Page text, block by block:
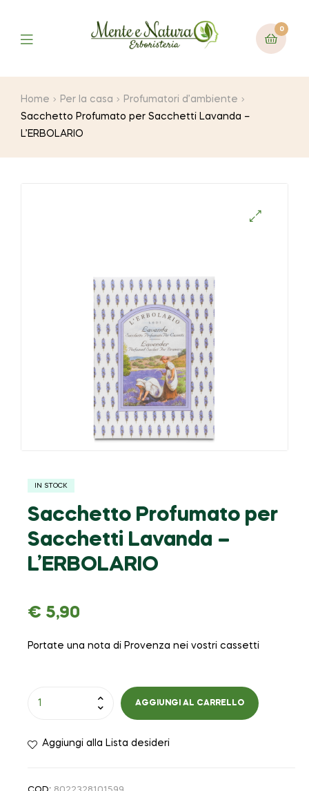
0
Home Per la casa
Profumatori d’ambiente
Sacchetto Profumato per Sacchetti Lavanda –
L’ERBOLARIO
IN STOCK
Sacchetto Profumato per
Sacchetti Lavanda –
L’ERBOLARIO
€ 5,90
Portate una nota di Provenza nei vostri cassetti
AGGIUNGI AL CARRELLO
Aggiungi alla Lista desideri